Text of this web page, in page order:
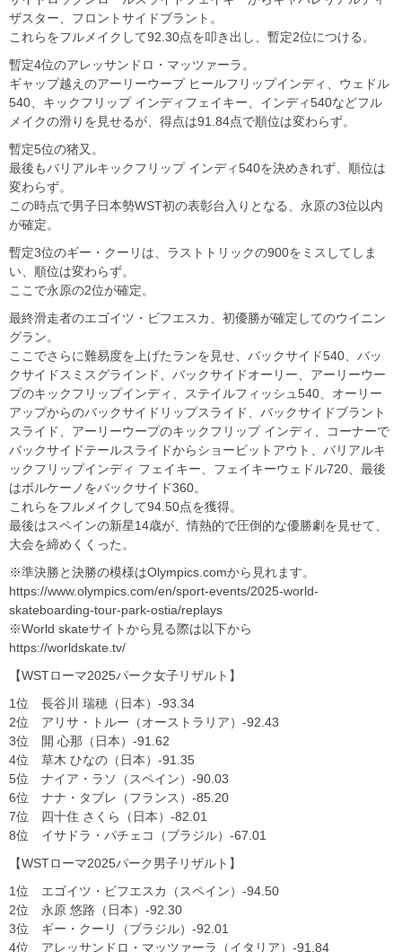
ザスター、フロントサイドブラント。
これらをフルメイクして92.30点を叩き出し、暫定2位につける。
暫定4位のアレッサンドロ・マッツァーラ。
ギャップ越えのアーリーウープ ヒールフリップインディ、ウェドル
540、キックフリップ インディフェイキー、インディ540などフル
メイクの滑りを見せるが、得点は91.84点で順位は変わらず。
暫定5位の猪又。
最後もバリアルキックフリップ インディ540を決めきれず、順位は
変わらず。
この時点で男子日本勢WST初の表彰台入りとなる、永原の3位以内
が確定。
暫定3位のギー・クーリは、ラストトリックの900をミスしてしま
い、順位は変わらず。
ここで永原の2位が確定。
最終滑走者のエゴイツ・ビフエスカ、初優勝が確定してのウイニン
グラン。
ここでさらに難易度を上げたランを見せ、バックサイド540、バッ
クサイドスミスグラインド、バックサイドオーリー、アーリーウー
プのキックフリップインディ、ステイルフィッシュ540、オーリー
アップからのバックサイドリップスライド、バックサイドブラント
スライド、アーリーウープのキックフリップ インディ、コーナーで
バックサイドテールスライドからショービットアウト、バリアルキ
ックフリップインディ フェイキー、フェイキーウェドル720、最後
はボルケーノをバックサイド360。
これらをフルメイクして94.50点を獲得。
最後はスペインの新星14歳が、情熱的で圧倒的な優勝劇を見せて、
大会を締めくくった。
※準決勝と決勝の模様はOlympics.comから見れます。
https://www.olympics.com/en/sport-events/2025-world-
skateboarding-tour-park-ostia/replays
※World skateサイトから見る際は以下から
https://worldskate.tv/
【WSTローマ2025パーク女子リザルト】
1位 長谷川 瑞穂（日本）-93.34
2位 アリサ・トルー（オーストラリア）-92.43
3位 開 心那（日本）-91.62
4位 草木 ひなの（日本）-91.35
5位 ナイア・ラソ（スペイン）-90.03
6位 ナナ・タブレ（フランス）-85.20
7位 四十住 さくら（日本）-82.01
8位 イサドラ・パチェコ（ブラジル）-67.01
【WSTローマ2025パーク男子リザルト】
1位 エゴイツ・ビフエスカ（スペイン）-94.50
2位 永原 悠路（日本）-92.30
3位 ギー・クーリ（ブラジル）-92.01
4位 アレッサンドロ・マッツァーラ（イタリア）-91.84